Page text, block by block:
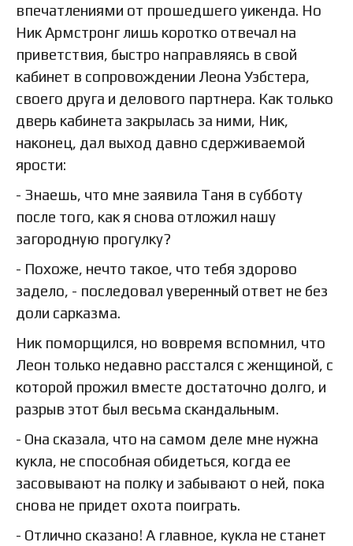
впечатлениями от прошедшего уикенда. Но
Ник Армстронг лишь коротко отвечал на
приветствия, быстро направляясь в свой
кабинет в сопровождении Леона Уэбстера,
своего друга и делового партнера. Как только
дверь кабинета закрылась за ними, Ник,
наконец, дал выход давно сдерживаемой
ярости:
- Знаешь, что мне заявила Таня в субботу
после того, как я снова отложил нашу
загородную прогулку?
- Похоже, нечто такое, что тебя здорово
задело, - последовал уверенный ответ не без
доли сарказма.
Ник поморщился, но вовремя вспомнил, что
Леон только недавно расстался с женщиной, с
которой прожил вместе достаточно долго, и
разрыв этот был весьма скандальным.
- Она сказала, что на самом деле мне нужна
кукла, не способная обидеться, когда ее
засовывают на полку и забывают о ней, пока
снова не придет охота поиграть.
- Отлично сказано! А главное, кукла не станет